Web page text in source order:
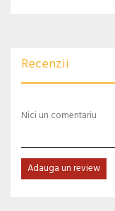
Recenzii
Nici un comentariu
Adauga un review